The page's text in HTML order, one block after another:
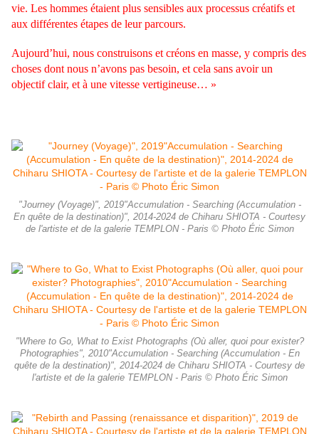
vie. Les hommes étaient plus sensibles aux processus créatifs et
aux différentes étapes de leur parcours.
Aujourd’hui, nous construisons et créons en masse, y compris des
choses dont nous n’avons pas besoin, et cela sans avoir un
objectif clair, et à une vitesse vertigineuse… »
"Journey (Voyage)", 2019"Accumulation - Searching (Accumulation -
En quête de la destination)", 2014-2024 de Chiharu SHIOTA - Courtesy
de l'artiste et de la galerie TEMPLON - Paris © Photo Éric Simon
"Where to Go, What to Exist Photographs (Où aller, quoi pour exister?
Photographies", 2010"Accumulation - Searching (Accumulation - En
quête de la destination)", 2014-2024 de Chiharu SHIOTA - Courtesy de
l'artiste et de la galerie TEMPLON - Paris © Photo Éric Simon